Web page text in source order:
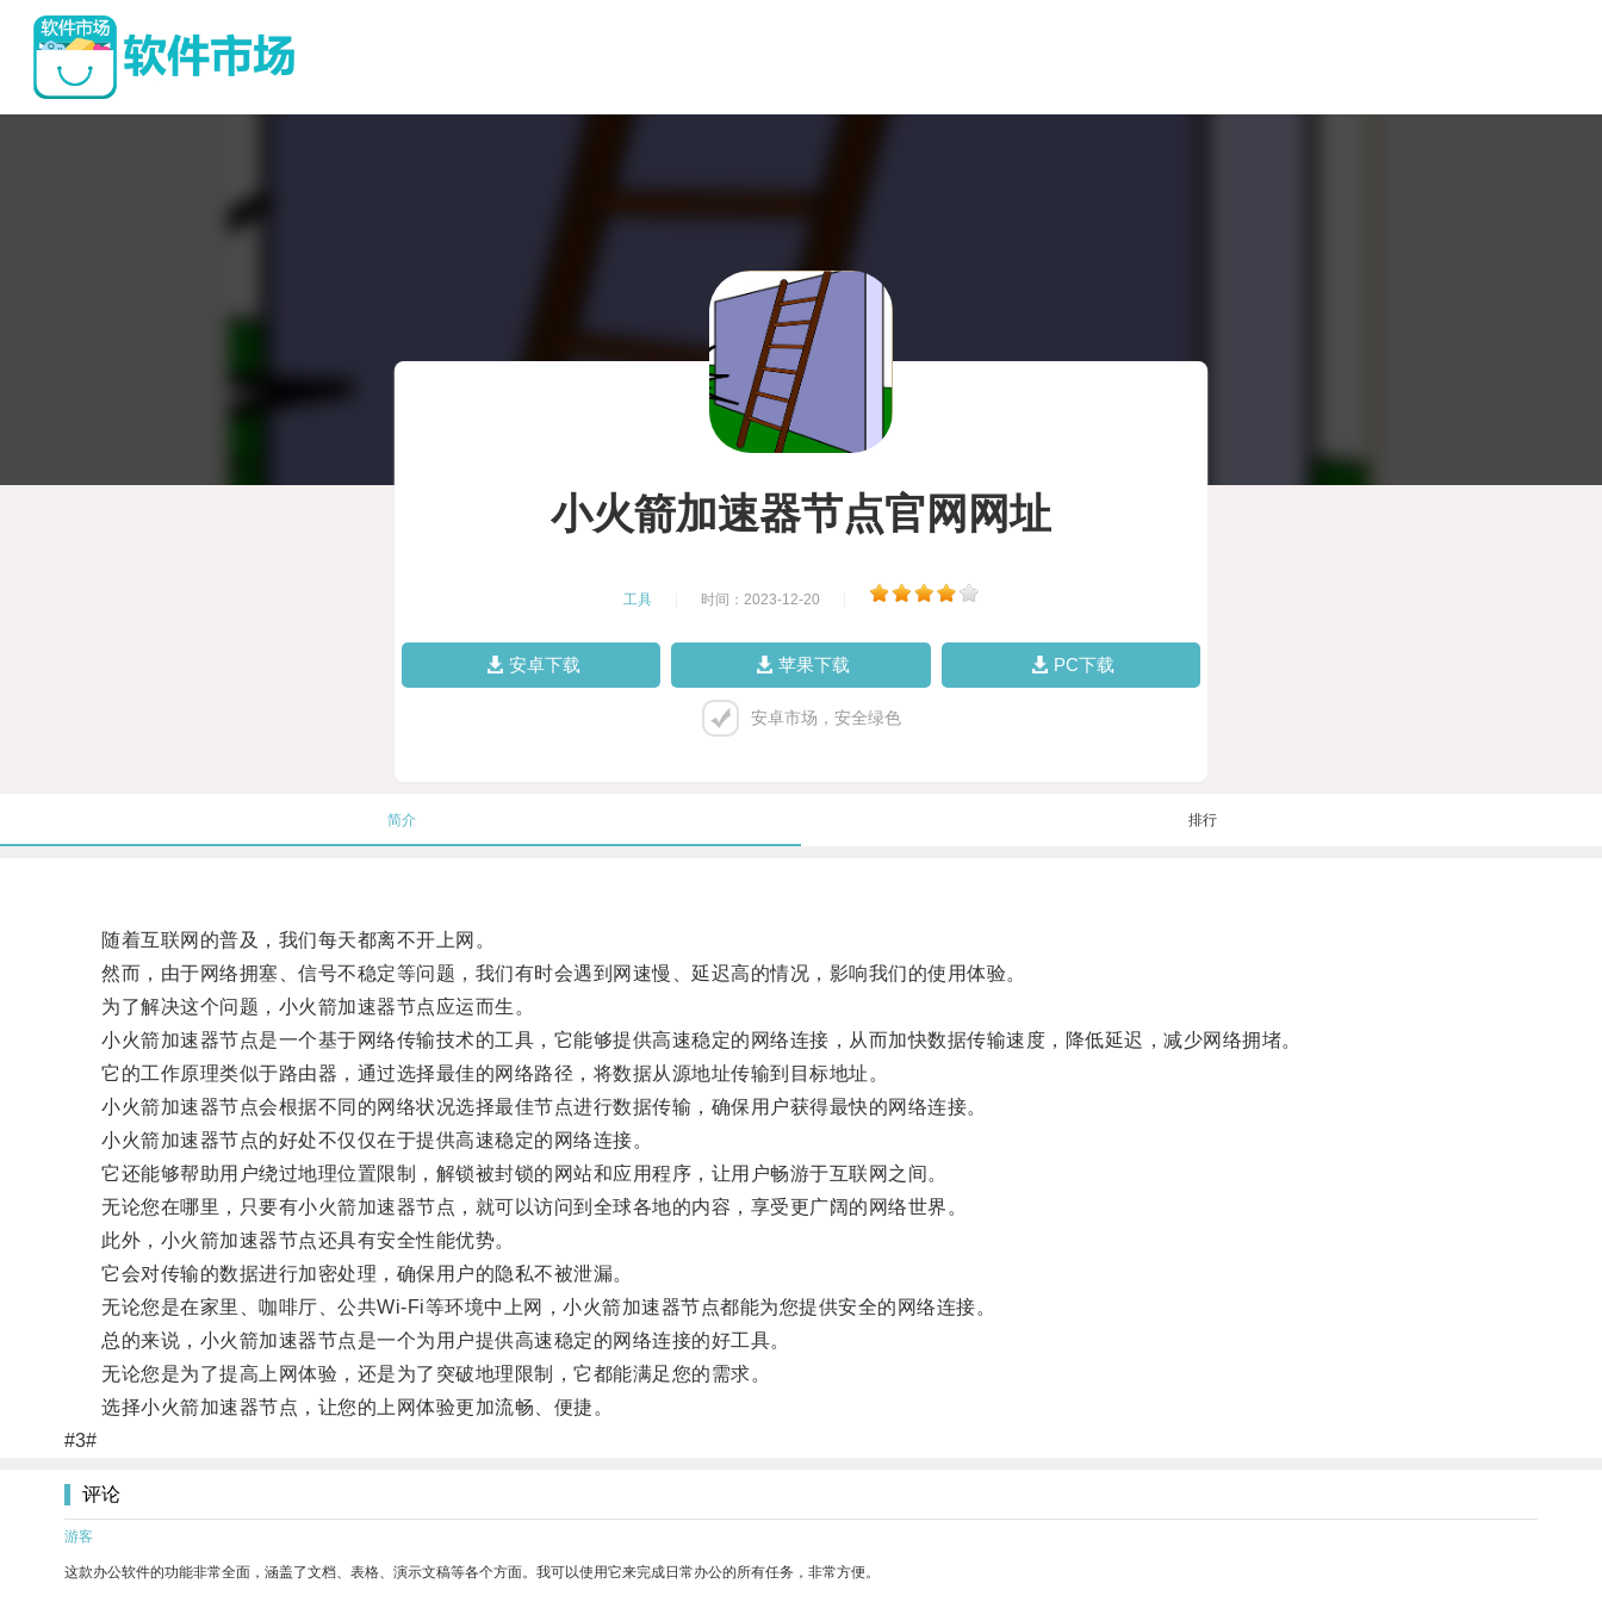
小火箭加速器节点官网网址
工具 时间：2023-12-20
安卓下载 苹果下载 PC下载
安卓市场，安全绿色
简介 排行
随着互联网的普及，我们每天都离不开上网。
然而，由于网络拥塞、信号不稳定等问题，我们有时会遇到网速慢、延迟高的情况，影响我们的使用体验。
为了解决这个问题，小火箭加速器节点应运而生。
小火箭加速器节点是一个基于网络传输技术的工具，它能够提供高速稳定的网络连接，从而加快数据传输速度，降低延迟，减少网络拥堵。
它的工作原理类似于路由器，通过选择最佳的网络路径，将数据从源地址传输到目标地址。
小火箭加速器节点会根据不同的网络状况选择最佳节点进行数据传输，确保用户获得最快的网络连接。
小火箭加速器节点的好处不仅仅在于提供高速稳定的网络连接。
它还能够帮助用户绕过地理位置限制，解锁被封锁的网站和应用程序，让用户畅游于互联网之间。
无论您在哪里，只要有小火箭加速器节点，就可以访问到全球各地的内容，享受更广阔的网络世界。
此外，小火箭加速器节点还具有安全性能优势。
它会对传输的数据进行加密处理，确保用户的隐私不被泄漏。
无论您是在家里、咖啡厅、公共Wi-Fi等环境中上网，小火箭加速器节点都能为您提供安全的网络连接。
总的来说，小火箭加速器节点是一个为用户提供高速稳定的网络连接的好工具。
无论您是为了提高上网体验，还是为了突破地理限制，它都能满足您的需求。
选择小火箭加速器节点，让您的上网体验更加流畅、便捷。
#3#
评论
游客
这款办公软件的功能非常全面，涵盖了文档、表格、演示文稿等各个方面。我可以使用它来完成日常办公的所有任务，非常方便。